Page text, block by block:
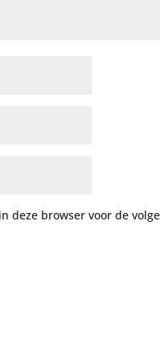
deze browser voor de